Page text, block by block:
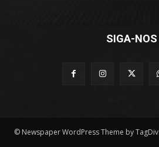
SIGA-NOS
© Newspaper WordPress Theme by TagDiv